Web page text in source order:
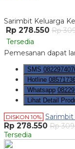
Sarimbit Keluarga
Rp 278.550 Rp
Tersedia
Pemesanan dapat
SMS
Hotline
Whatsapp
Lihat Detail
DISKON 10% Sarimbit
Rp 278.550 Rp
Tersedia